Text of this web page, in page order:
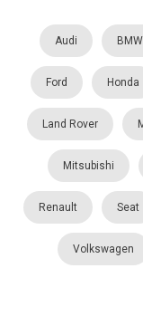
Audi BMW
Ford Honda
Land Rover
Mitsubishi
Renault Seat
Volkswagen